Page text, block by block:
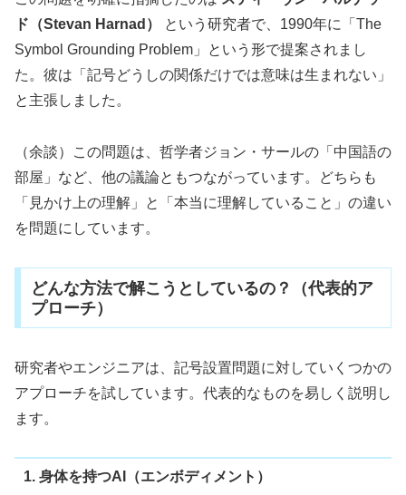
ド（Stevan Harnad）
という研究者で、1990年に「The
Symbol Grounding Problem」という形で提案されまし
た。彼は「記号どうしの関係だけでは意味は生まれない」
と主張しました。
（余談）この問題は、哲学者ジョン・サールの「中国語の
部屋」など、他の議論ともつながっています。どちらも
「見かけ上の理解」と「本当に理解していること」の違い
を問題にしています。
どんな方法で解こうとしているの？（代表的ア
プローチ）
研究者やエンジニアは、記号設置問題に対していくつかの
アプローチを試しています。代表的なものを易しく説明し
ます。
1. 身体を持つAI（エンボディメント）